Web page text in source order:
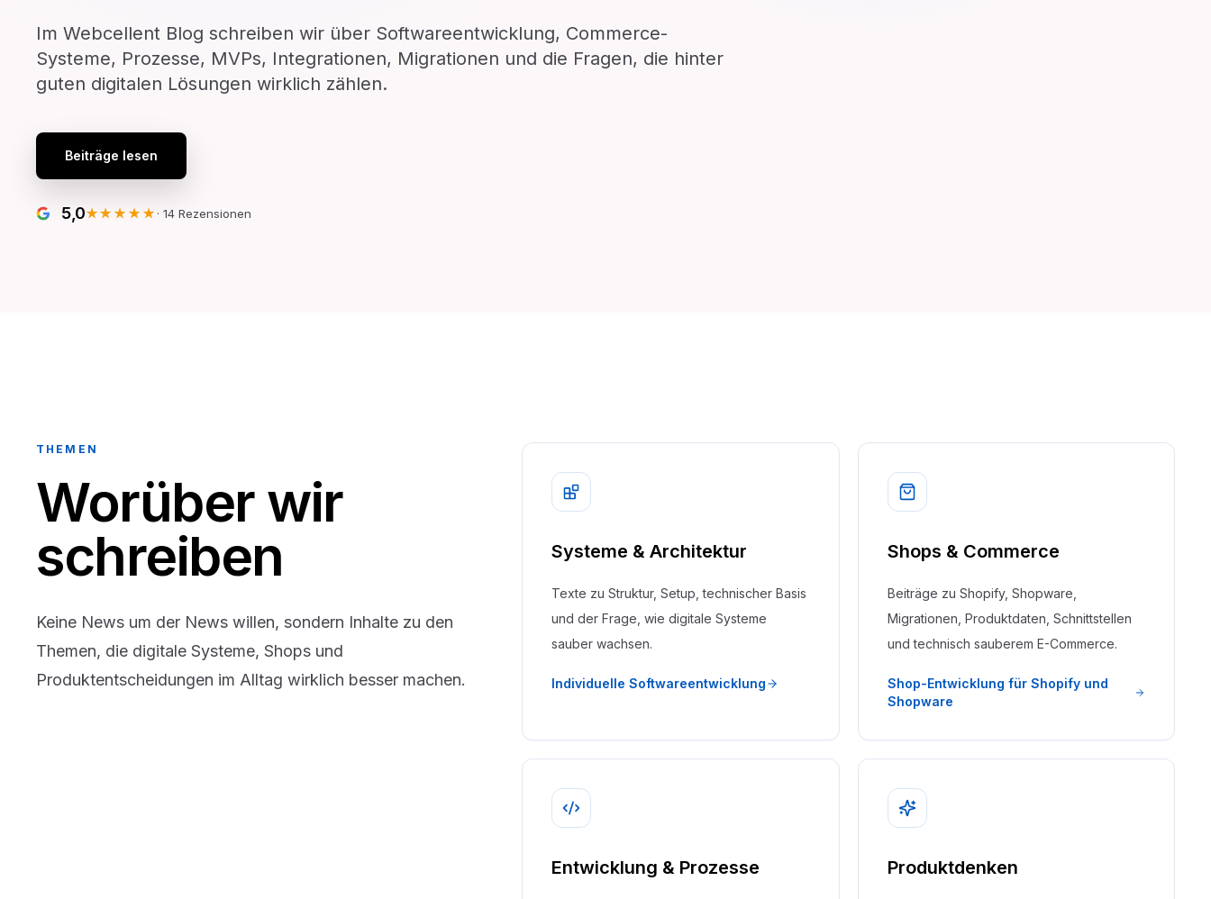
Im Webcellent Blog schreiben wir über Softwareentwicklung, Commerce-
Systeme, Prozesse, MVPs, Integrationen, Migrationen und die Fragen, die hinter
guten digitalen Lösungen wirklich zählen.
Beiträge lesen
5,0★★★★★ · 14 Rezensionen
THEMEN
Worüber wir
schreiben
Keine News um der News willen, sondern Inhalte zu den
Themen, die digitale Systeme, Shops und
Produktentscheidungen im Alltag wirklich besser machen.
Systeme & Architektur
Texte zu Struktur, Setup, technischer Basis
und der Frage, wie digitale Systeme
sauber wachsen.
Individuelle Softwareentwicklung
Shops & Commerce
Beiträge zu Shopify, Shopware,
Migrationen, Produktdaten, Schnittstellen
und technisch sauberem E-Commerce.
Shop-Entwicklung für Shopify und
Shopware
Entwicklung & Prozesse Produktdenken